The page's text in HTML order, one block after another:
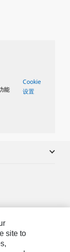
能
Cookie
设置
site to